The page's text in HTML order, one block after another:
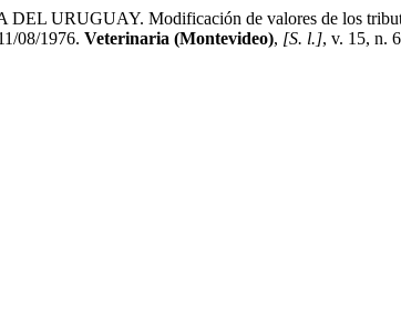
URUGUAY. Modificación de valores de los
08/1976. Veterinaria (Montevideo), [S. l.], v. 15, n.